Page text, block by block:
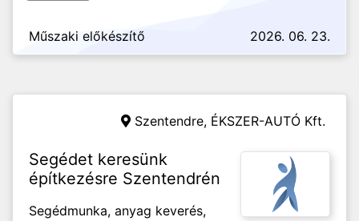
Műszaki előkészítő 2026. 06. 23.
Szentendre, ÉKSZER-AUTÓ Kft.
Segédet keresünk
építkezésre Szentendrén
Segédmunka, anyag keverés,